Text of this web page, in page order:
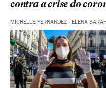
contra a crise do
MICHELLE FERNANDEZ | ELENA